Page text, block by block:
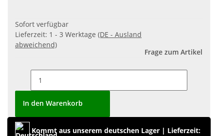
Sofort verfügbar
Lieferzeit: 1 - 3 Werktage (DE - Ausland
abweichend)
Frage zum Artikel
In den Warenkorb
Kommt aus unserem deutschen Lager | Lieferzeit: